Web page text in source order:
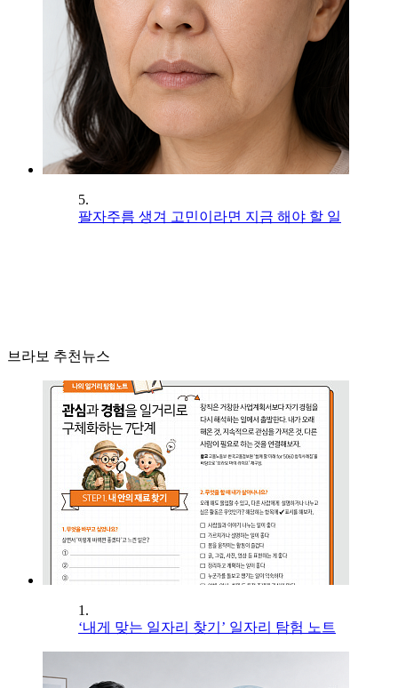
5.
팔자주름 생겨 고민이라면 지금 해야 할 일
브라보 추천뉴스
1.
‘내게 맞는 일자리 찾기’ 일자리 탐험 노트